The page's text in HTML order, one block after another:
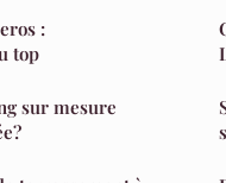
:
top
sur mesure